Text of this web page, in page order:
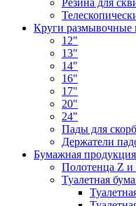
Резина для
Круги размывочные
12"
13"
14"
16"
17"
20"
24"
Пады для
Держатели
Бумажная продукция
Полотенца Z
Туалетная